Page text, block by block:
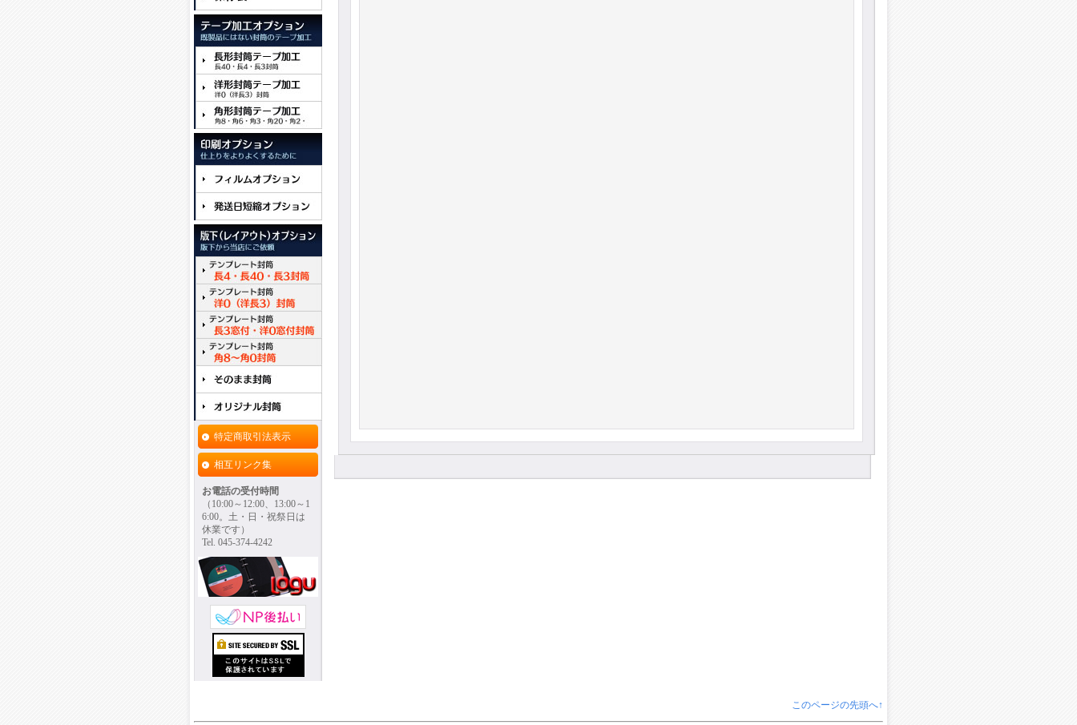
特定商取引法表示
相互リンク集
お電話の受付時間
（10:00～12:00、13:00～1
6:00。土・日・祝祭日は
休業です）
Tel. 045-374-4242
このページの先頭へ↑